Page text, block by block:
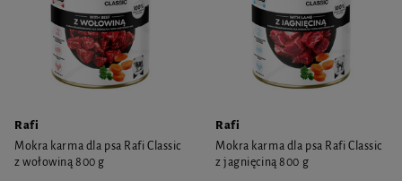
Rafi
Mokra karma dla psa Rafi Classic
z wołowiną 800 g
Rafi
Mokra karma dla psa Rafi Classic
z jagnięciną 800 g